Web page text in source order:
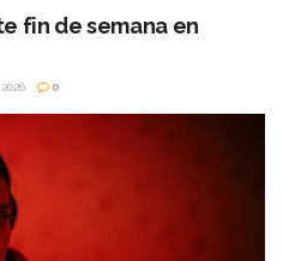
fin de semana en
0